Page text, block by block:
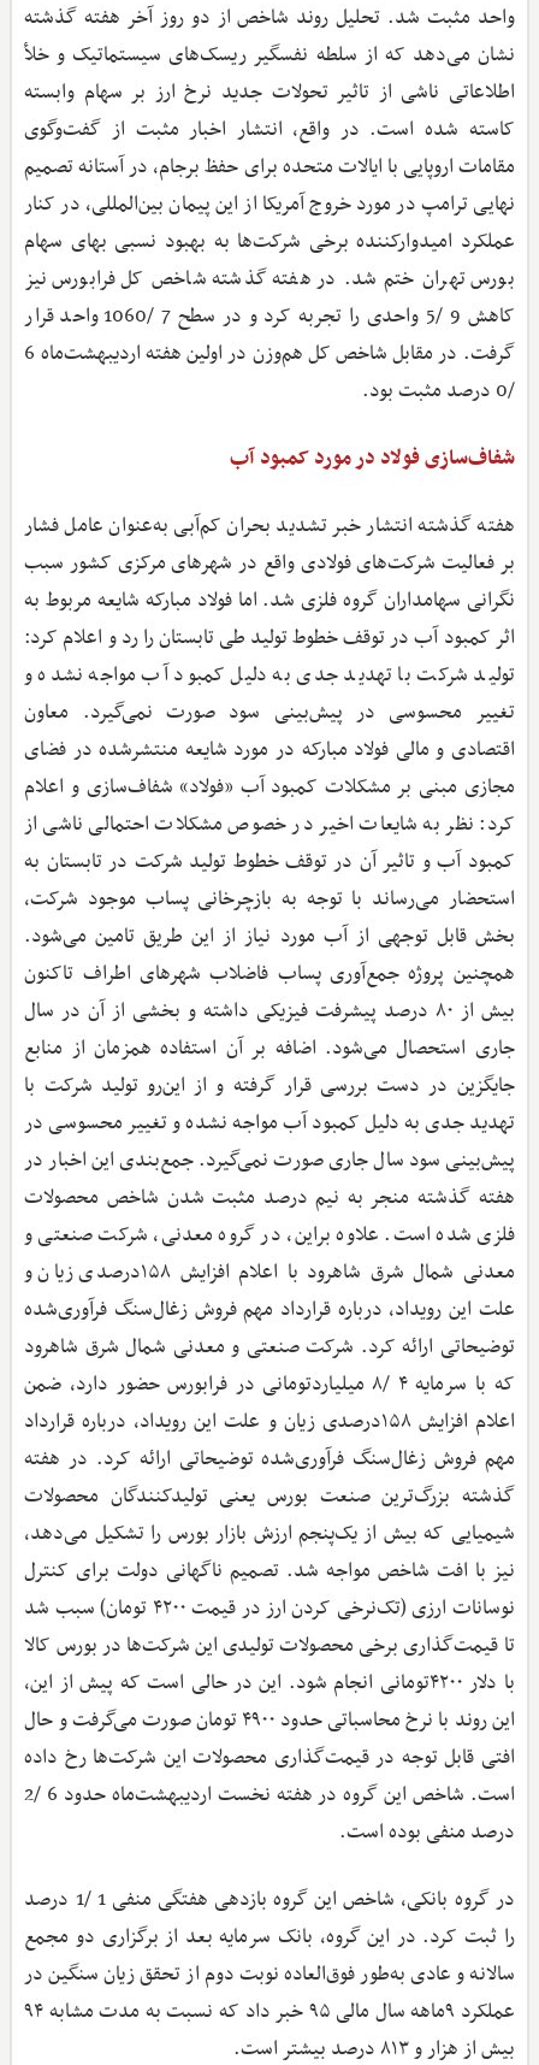
واحد مثبت شد. تحلیل روند شاخص از دو روز آخر هفته گذشته
نشان می‌دهد که از سلطه نفسگیر ریسک‌های سیستماتیک و خلأ
اطلاعاتی ناشی از تاثیر تحولات جدید نرخ ارز بر سهام وابسته
کاسته شده است. در واقع، انتشار اخبار مثبت از گفت‌وگوی
مقامات اروپایی با ایالات متحده برای حفظ برجام، در آستانه تصمیم
نهایی ترامپ در مورد خروج آمریکا از این پیمان بین‌المللی، در کنار
عملکرد امیدوارکننده برخی شرکت‌ها به بهبود نسبی بهای سهام
بورس تهران ختم شد. در هفته گذشته شاخص کل فرابورس نیز
کاهش 9 /5 واحدی را تجربه کرد و در سطح 7 /1060 واحد قرار
گرفت. در مقابل شاخص کل هم‌وزن در اولین هفته اردیبهشت‌ماه 6
/0 درصد مثبت بود.
شفاف‌سازی فولاد در مورد کمبود آب
هفته گذشته انتشار خبر تشدید بحران کم‌آبی به‌عنوان عامل فشار
بر فعالیت شرکت‌های فولادی واقع در شهرهای مرکزی کشور سبب
نگرانی سهامداران گروه فلزی شد. اما فولاد مبارکه شایعه مربوط به
اثر کمبود آب در توقف خطوط تولید طی تابستان را رد و اعلام کرد:
تولید شرکت با تهدید جدی به دلیل کمبود آب مواجه نشده و
تغییر محسوسی در پیش‌بینی سود صورت نمی‌گیرد. معاون
اقتصادی و مالی فولاد مبارکه در مورد شایعه منتشرشده در فضای
مجازی مبنی بر مشکلات کمبود آب «فولاد» شفاف‌سازی و اعلام
کرد: نظر به شایعات اخیر در خصوص مشکلات احتمالی ناشی از
کمبود آب و تاثیر آن در توقف خطوط تولید شرکت در تابستان به
استحضار می‌رساند با توجه به بازچرخانی پساب موجود شرکت،
بخش قابل توجهی از آب مورد نیاز از این طریق تامین می‌شود.
همچنین پروژه جمع‌آوری پساب فاضلاب شهرهای اطراف تاکنون
بیش از ۸۰ درصد پیشرفت فیزیکی داشته و بخشی از آن در سال
جاری استحصال می‌شود. اضافه بر آن استفاده همزمان از منابع
جایگزین در دست بررسی قرار گرفته و از این‌رو تولید شرکت با
تهدید جدی به دلیل کمبود آب مواجه نشده و تغییر محسوسی در
پیش‌بینی سود سال جاری صورت نمی‌گیرد. جمع‌بندی این اخبار در
هفته گذشته منجر به نیم درصد مثبت شدن شاخص محصولات
فلزی شده است. علاوه براین، در گروه معدنی، شرکت صنعتی و
معدنی شمال شرق شاهرود با اعلام افزایش ۱۵۸درصدی زیان و
علت این رویداد، درباره قرارداد مهم فروش زغال‌سنگ فرآوری‌شده
توضیحاتی ارائه کرد. شرکت صنعتی و معدنی شمال شرق شاهرود
که با سرمایه ۴ /۸ میلیاردتومانی در فرابورس حضور دارد، ضمن
اعلام افزایش ۱۵۸درصدی زیان و علت این رویداد، درباره قرارداد
مهم فروش زغال‌سنگ فرآوری‌شده توضیحاتی ارائه کرد. در هفته
گذشته بزرگ‌ترین صنعت بورس یعنی تولیدکنندگان محصولات
شیمیایی که بیش از یک‌پنجم ارزش بازار بورس را تشکیل می‌دهد،
نیز با افت شاخص مواجه شد. تصمیم ناگهانی دولت برای کنترل
نوسانات ارزی (تک‌نرخی کردن ارز در قیمت ۴۲۰۰ تومان) سبب شد
تا قیمت‌گذاری برخی محصولات تولیدی این شرکت‌ها در بورس کالا
با دلار ۴۲۰۰تومانی انجام شود. این در حالی است که پیش از این،
این روند با نرخ محاسباتی حدود ۴۹۰۰ تومان صورت می‌گرفت و حال
افتی قابل توجه در قیمت‌گذاری محصولات این شرکت‌ها رخ داده
است. شاخص این گروه در هفته نخست اردیبهشت‌ماه حدود 6 /2
درصد منفی بوده است.
در گروه بانکی، شاخص این گروه بازدهی هفتگی منفی 1 /1 درصد
را ثبت کرد. در این گروه، بانک سرمایه بعد از برگزاری دو مجمع
سالانه و عادی به‌طور فوق‌العاده نوبت دوم از تحقق زیان سنگین در
عملکرد ۹ماهه سال مالی ۹۵ خبر داد که نسبت به مدت مشابه ۹۴
بیش از هزار و ۸۱۳ درصد بیشتر است.